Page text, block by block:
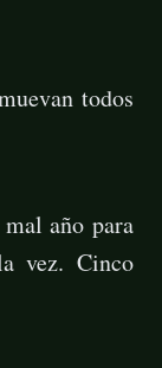
todos
año para
vez. Cinco